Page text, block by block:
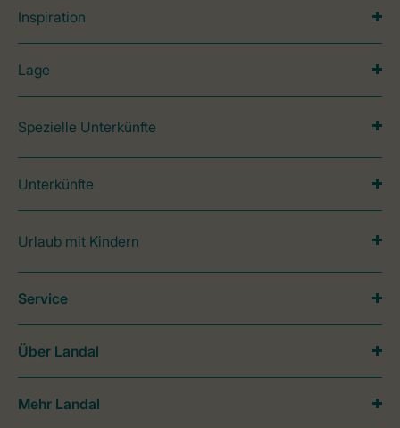
Inspiration
Lage
Spezielle Unterkünfte
Unterkünfte
Urlaub mit Kindern
Service
Über Landal
Mehr Landal